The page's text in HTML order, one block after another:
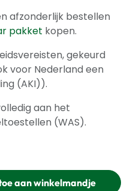
afzonderlijk bestellen
pakket kopen.
gekeurd
voor Nederland een
(AKI)).
aan het
(WAS).
aan winkelmandje